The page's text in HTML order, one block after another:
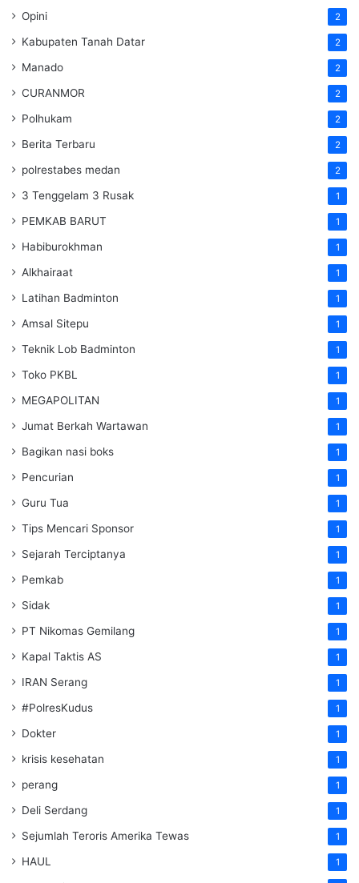
Opini 2
Kabupaten Tanah Datar 2
Manado 2
CURANMOR 2
Polhukam 2
Berita Terbaru 2
polrestabes medan 2
3 Tenggelam 3 Rusak 1
PEMKAB BARUT 1
Habiburokhman 1
Alkhairaat 1
Latihan Badminton 1
Amsal Sitepu 1
Teknik Lob Badminton 1
Toko PKBL 1
MEGAPOLITAN 1
Jumat Berkah Wartawan 1
Bagikan nasi boks 1
Pencurian 1
Guru Tua 1
Tips Mencari Sponsor 1
Sejarah Terciptanya 1
Pemkab 1
Sidak 1
PT Nikomas Gemilang 1
Kapal Taktis AS 1
IRAN Serang 1
#PolresKudus 1
Dokter 1
krisis kesehatan 1
perang 1
Deli Serdang 1
Sejumlah Teroris Amerika Tewas 1
HAUL 1